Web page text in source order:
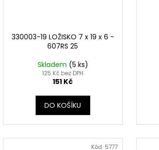
330003-19 LOŽISKO 7 x 19 x 6 -
607RS 25
Skladem (5 ks)
125 Kč bez DPH
151 Kč
DO KOŠÍKU
Kód: 5777